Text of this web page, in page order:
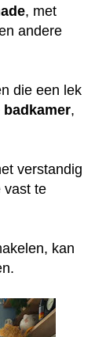
, met
andere
die een lek
badkamer,
verstandig
vast te
kan